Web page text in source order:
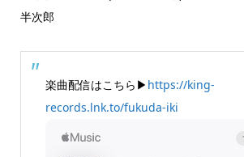
半次郎
楽曲配信はこちら▶ https://king-
records.lnk.to/fukuda-iki